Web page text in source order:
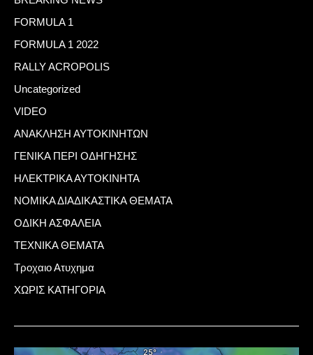
FORMULA 1
FORMULA 1 2022
RALLY ACROPOLIS
Uncategorized
VIDEO
ΑΝΑΚΛΗΣΗ ΑΥΤΟΚΙΝΗΤΩΝ
ΓΕΝΙΚΑ ΠΕΡΙ ΟΔΗΓΗΣΗΣ
ΗΛΕΚΤΡΙΚΑ ΑΥΤΟΚΙΝΗΤΑ
ΝΟΜΙΚΑ ΔΙΑΔΙΚΑΣΤΙΚΑ ΘΕΜΑΤΑ
ΟΔΙΚΗ ΑΣΦΑΛΕΙΑ
ΤΕΧΝΙΚΑ ΘΕΜΑΤΑ
Τροχαιο Ατυχημα
ΧΩΡΙΣ ΚΑΤΗΓΟΡΙΑ